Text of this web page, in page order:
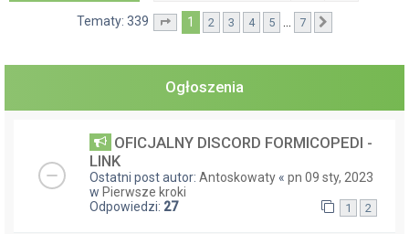
Tematy: 339 Strona1 7
1 2 3 4 5 7
Ogłoszenia
OFICJALNY DISCORD FORMICOPEDI -
LINK
Ostatni post autor: Antoskowaty « pn 09 sty, 2023
w Pierwsze kroki
Odpowiedzi: 27 1 2